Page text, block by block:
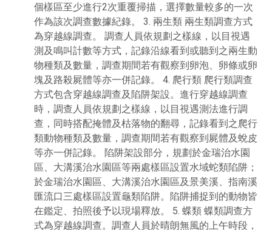
個樣區至少進行2次重覆掃描，選擇數量較多的一次
作為該次調查數據紀錄。 3. 兩生類 兩生類調查方式
為穿越線調查。 調查人員依規劃之樣線，以目視遇
測及鳴叫計數等方式，記錄沿線看到或聽到之兩生動
物種類及數量，調查期間若有觀察到卵泡、卵條或卵
塊及路殺屍體等亦一併記錄。 4. 爬行類 爬行類調查
方式包含穿越線調查及陷阱架設。進行穿越線調查
時，調查人員依規劃之樣線，以目視遇測法進行調
查，同時搭配掩體及枯落物的翻尋，記錄看到之爬行
類動物種類及數量，調查期間若有觀察到屍體及蛻皮
等亦一併記錄。 陷阱架設部分，規劃於金瑞治水園
區、大溝溪治水園區等兩處樣區設置水域蛇類陷阱；
於金瑞治水園區、大溝溪治水園區及景美溪、指南溪
匯流口三處樣區設置龜類陷阱。陷阱捕捉到的動物皆
在鑑定、拍照後予以現場釋放。 5. 蝶類 蝶類調查方
式為穿越線調查。調查人員於晴朗無風的上午時段，